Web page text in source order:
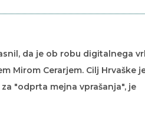
da je ob robu digitalnega
Mirom Cerarjem. Cilj Hrvaške
"odprta mejna vprašanja", je